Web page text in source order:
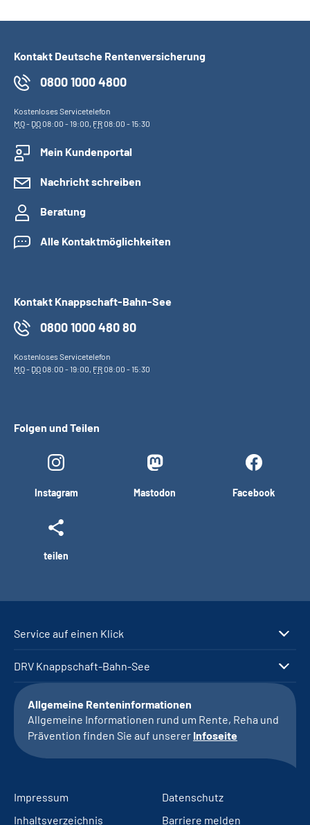
Kontakt Deutsche Rentenversicherung
0800 1000 4800
Kostenloses Servicetelefon
MO- DO08:00 - 19:00, FR08:00 - 15:30
Mein Kundenportal
Nachricht schreiben
Beratung
Alle Kontaktmöglichkeiten
Kontakt Knappschaft-Bahn-See
0800 1000 480 80
Kostenloses Servicetelefon
MO- DO08:00 - 19:00, FR08:00 - 15:30
Folgen und Teilen
Instagram Mastodon Facebook
teilen
Service auf einen Klick
DRV Knappschaft-Bahn-See
Allgemeine Renteninformationen
Allgemeine Informationen rund um Rente, Reha und
Prävention finden Sie auf unserer Infoseite
Impressum
Datenschutz
Inhaltsverzeichnis
Barriere melden